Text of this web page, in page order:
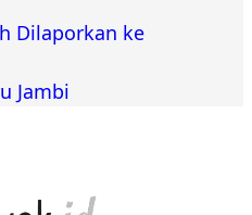
Dilaporkan ke
Jambi